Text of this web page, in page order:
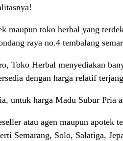
toko herbal yang
raya no.4 tembalang
Toko Herbal menyediakan
dengan harga relatif
harga Madu Subur Pria
atau agen maupun
Semarang, Solo, Salatiga,